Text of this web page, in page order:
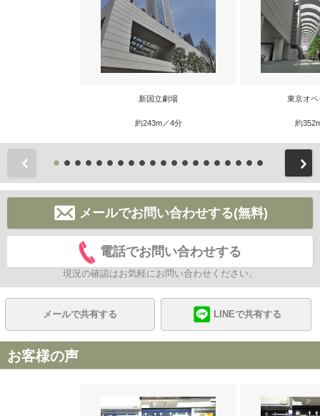
新国立劇場
約243m／4分
東京オ
約
メールでお問い合わせする(無料)
電話でお問い合わせする
現況の確認はお気軽にお問い合わせください。
メールで共有する LINEで共有する
お客様の声